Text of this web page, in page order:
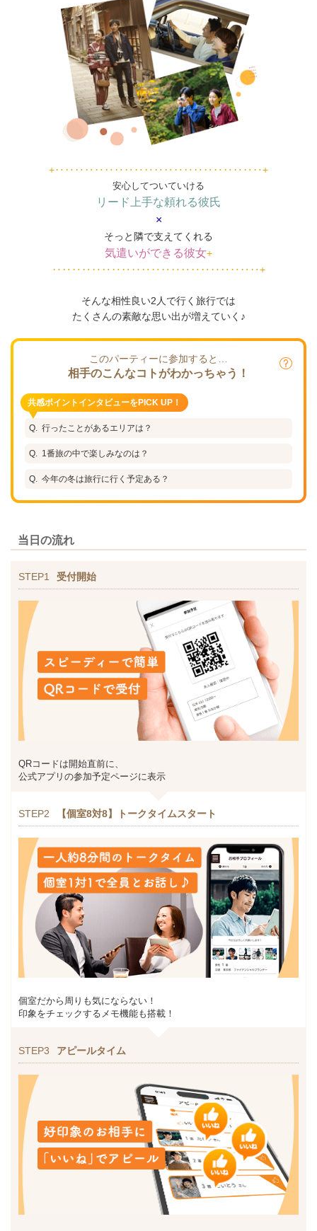
+‥‥‥‥‥‥‥‥‥‥‥‥‥‥‥‥‥‥‥‥‥+
安心してついていける
リード上手な頼れる彼氏
×
そっと隣で支えてくれる
気遣いができる彼女+
‥‥‥‥‥‥‥‥‥‥‥‥‥‥‥‥‥‥‥‥‥+
そんな相性良い2人で行く旅行では
たくさんの素敵な思い出が増えていく♪
このパーティーに参加すると…
相手のこんなコトがわかっちゃう！
共感ポイントインタビューをPICK UP！
行ったことがあるエリアは？
1番旅の中で楽しみなのは？
今年の冬は旅行に行く予定ある？
当日の流れ
STEP1 受付開始
QRコードは開始直前に、
公式アプリの参加予定ページに表示
STEP2 【個室8対8】トークタイムスタート
個室だから周りも気にならない！
印象をチェックするメモ機能も搭載！
STEP3 アピールタイム